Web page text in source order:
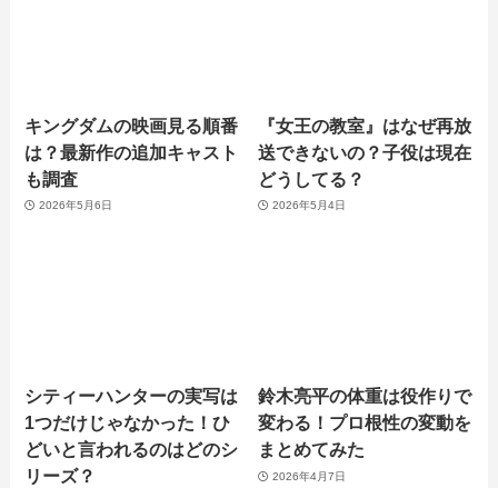
キングダムの映画見る順番
は？最新作の追加キャスト
も調査
2026年5月6日
『女王の教室』はなぜ再放
送できないの？子役は現在
どうしてる？
2026年5月4日
シティーハンターの実写は
1つだけじゃなかった！ひ
どいと言われるのはどのシ
リーズ？
鈴木亮平の体重は役作りで
変わる！プロ根性の変動を
まとめてみた
2026年4月7日